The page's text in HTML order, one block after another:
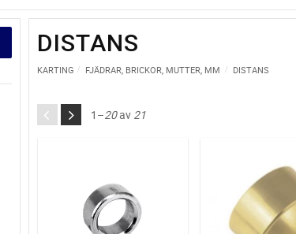
DISTANS
KARTING FJÄDRAR, BRICKOR, MUTTER, MM DISTANS
1–20av 21